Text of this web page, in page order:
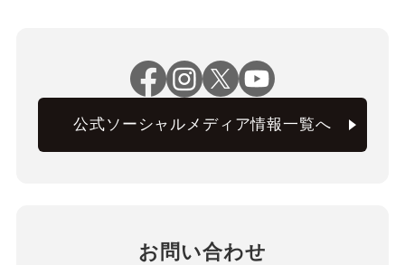
公式ソーシャルメディア情報一覧へ
お問い合わせ